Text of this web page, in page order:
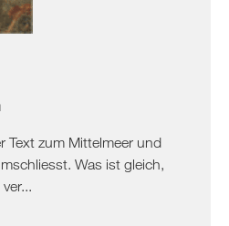
Text zum Mittelmeer und
Was ist gleich,